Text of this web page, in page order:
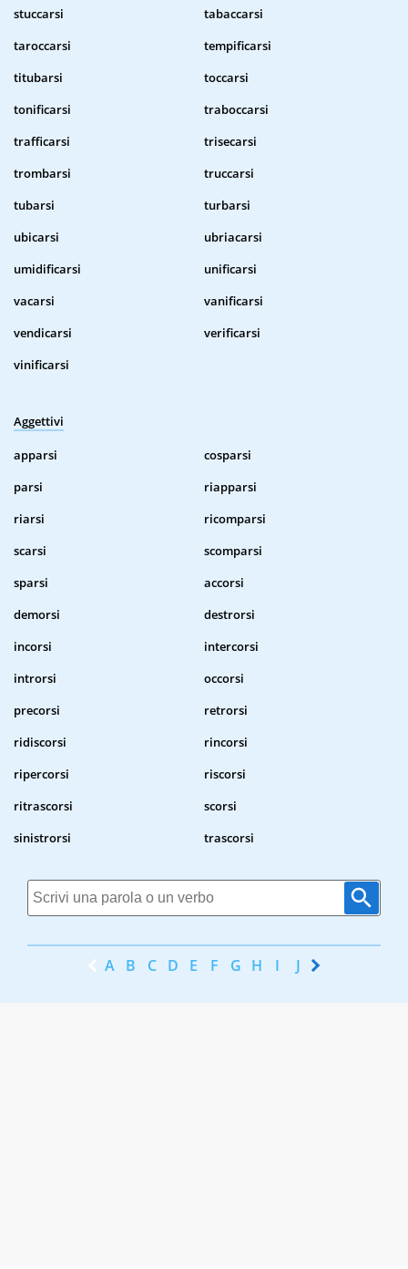
stuccarsi
tabaccarsi
taroccarsi
tempificarsi
titubarsi
toccarsi
tonificarsi
traboccarsi
trafficarsi
trisecarsi
trombarsi
truccarsi
tubarsi
turbarsi
ubicarsi
ubriacarsi
umidificarsi
unificarsi
vacarsi
vanificarsi
vendicarsi
verificarsi
vinificarsi
Aggettivi
apparsi
cosparsi
parsi
riapparsi
riarsi
ricomparsi
scarsi
scomparsi
sparsi
accorsi
demorsi
destrorsi
incorsi
intercorsi
introrsi
occorsi
precorsi
retrorsi
ridiscorsi
rincorsi
ripercorsi
riscorsi
ritrascorsi
scorsi
sinistrorsi
trascorsi
A B C D E F G H I J K